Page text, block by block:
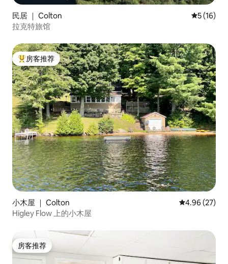
民居 ｜ Colton 平均评分
5 (16)
拉克特旅馆
热门「房客推荐」
房客推荐
小木屋 ｜ Colton 平均评分
4.96 (27)
Higley Flow 上的小木屋
房客推荐
房客推荐